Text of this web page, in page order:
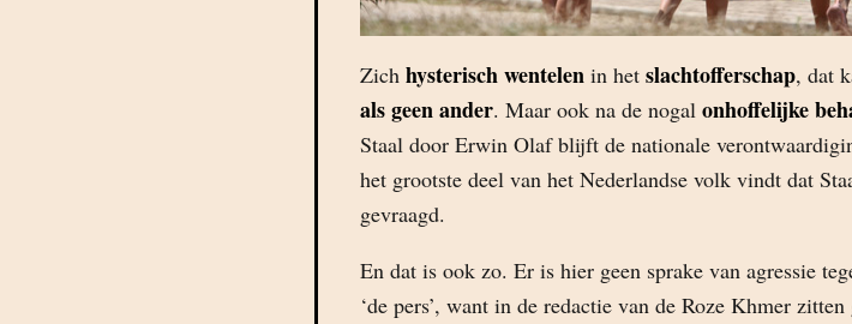
Zich hysterisch wentelen in het slachtofferschap, dat
als geen ander. Maar ook na de nogal onhoffelijke
Staal door Erwin Olaf blijft de nationale
het grootste deel van het Nederlandse volk vindt dat
gevraagd.
En dat is ook zo. Er is hier geen sprake van agressie
‘de pers’, want in de redactie van de Roze Khmer